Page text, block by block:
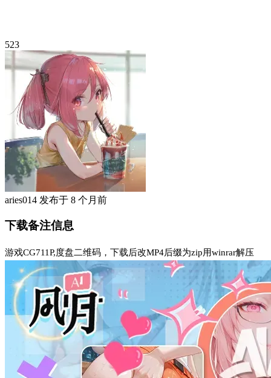
523
aries014 发布于 8 个月前
下载备注信息
游戏CG711P,度盘二维码，下载后改MP4后缀为zip用winrar解压